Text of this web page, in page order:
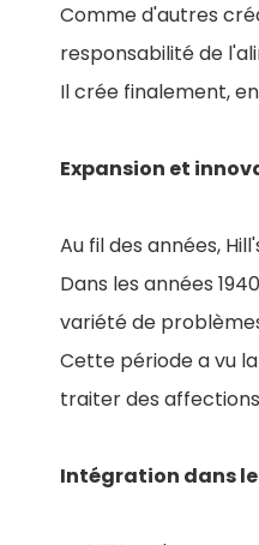
Comme d'autres
responsabilité de
Il crée finalement,
Expansion et
Au fil des années,
Dans les années
variété de
Cette période a vu
traiter des
Intégration dans